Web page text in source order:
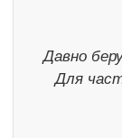
Давно
Для